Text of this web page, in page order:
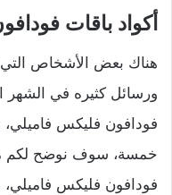
أكواد باقات
هناك بعض الأشخاص التي
ورسائل كثيره في الشهر
فودافون فليكس فاميلي،
خمسة، سوف نوضح لكم
فودافون فليكس فاميلي،